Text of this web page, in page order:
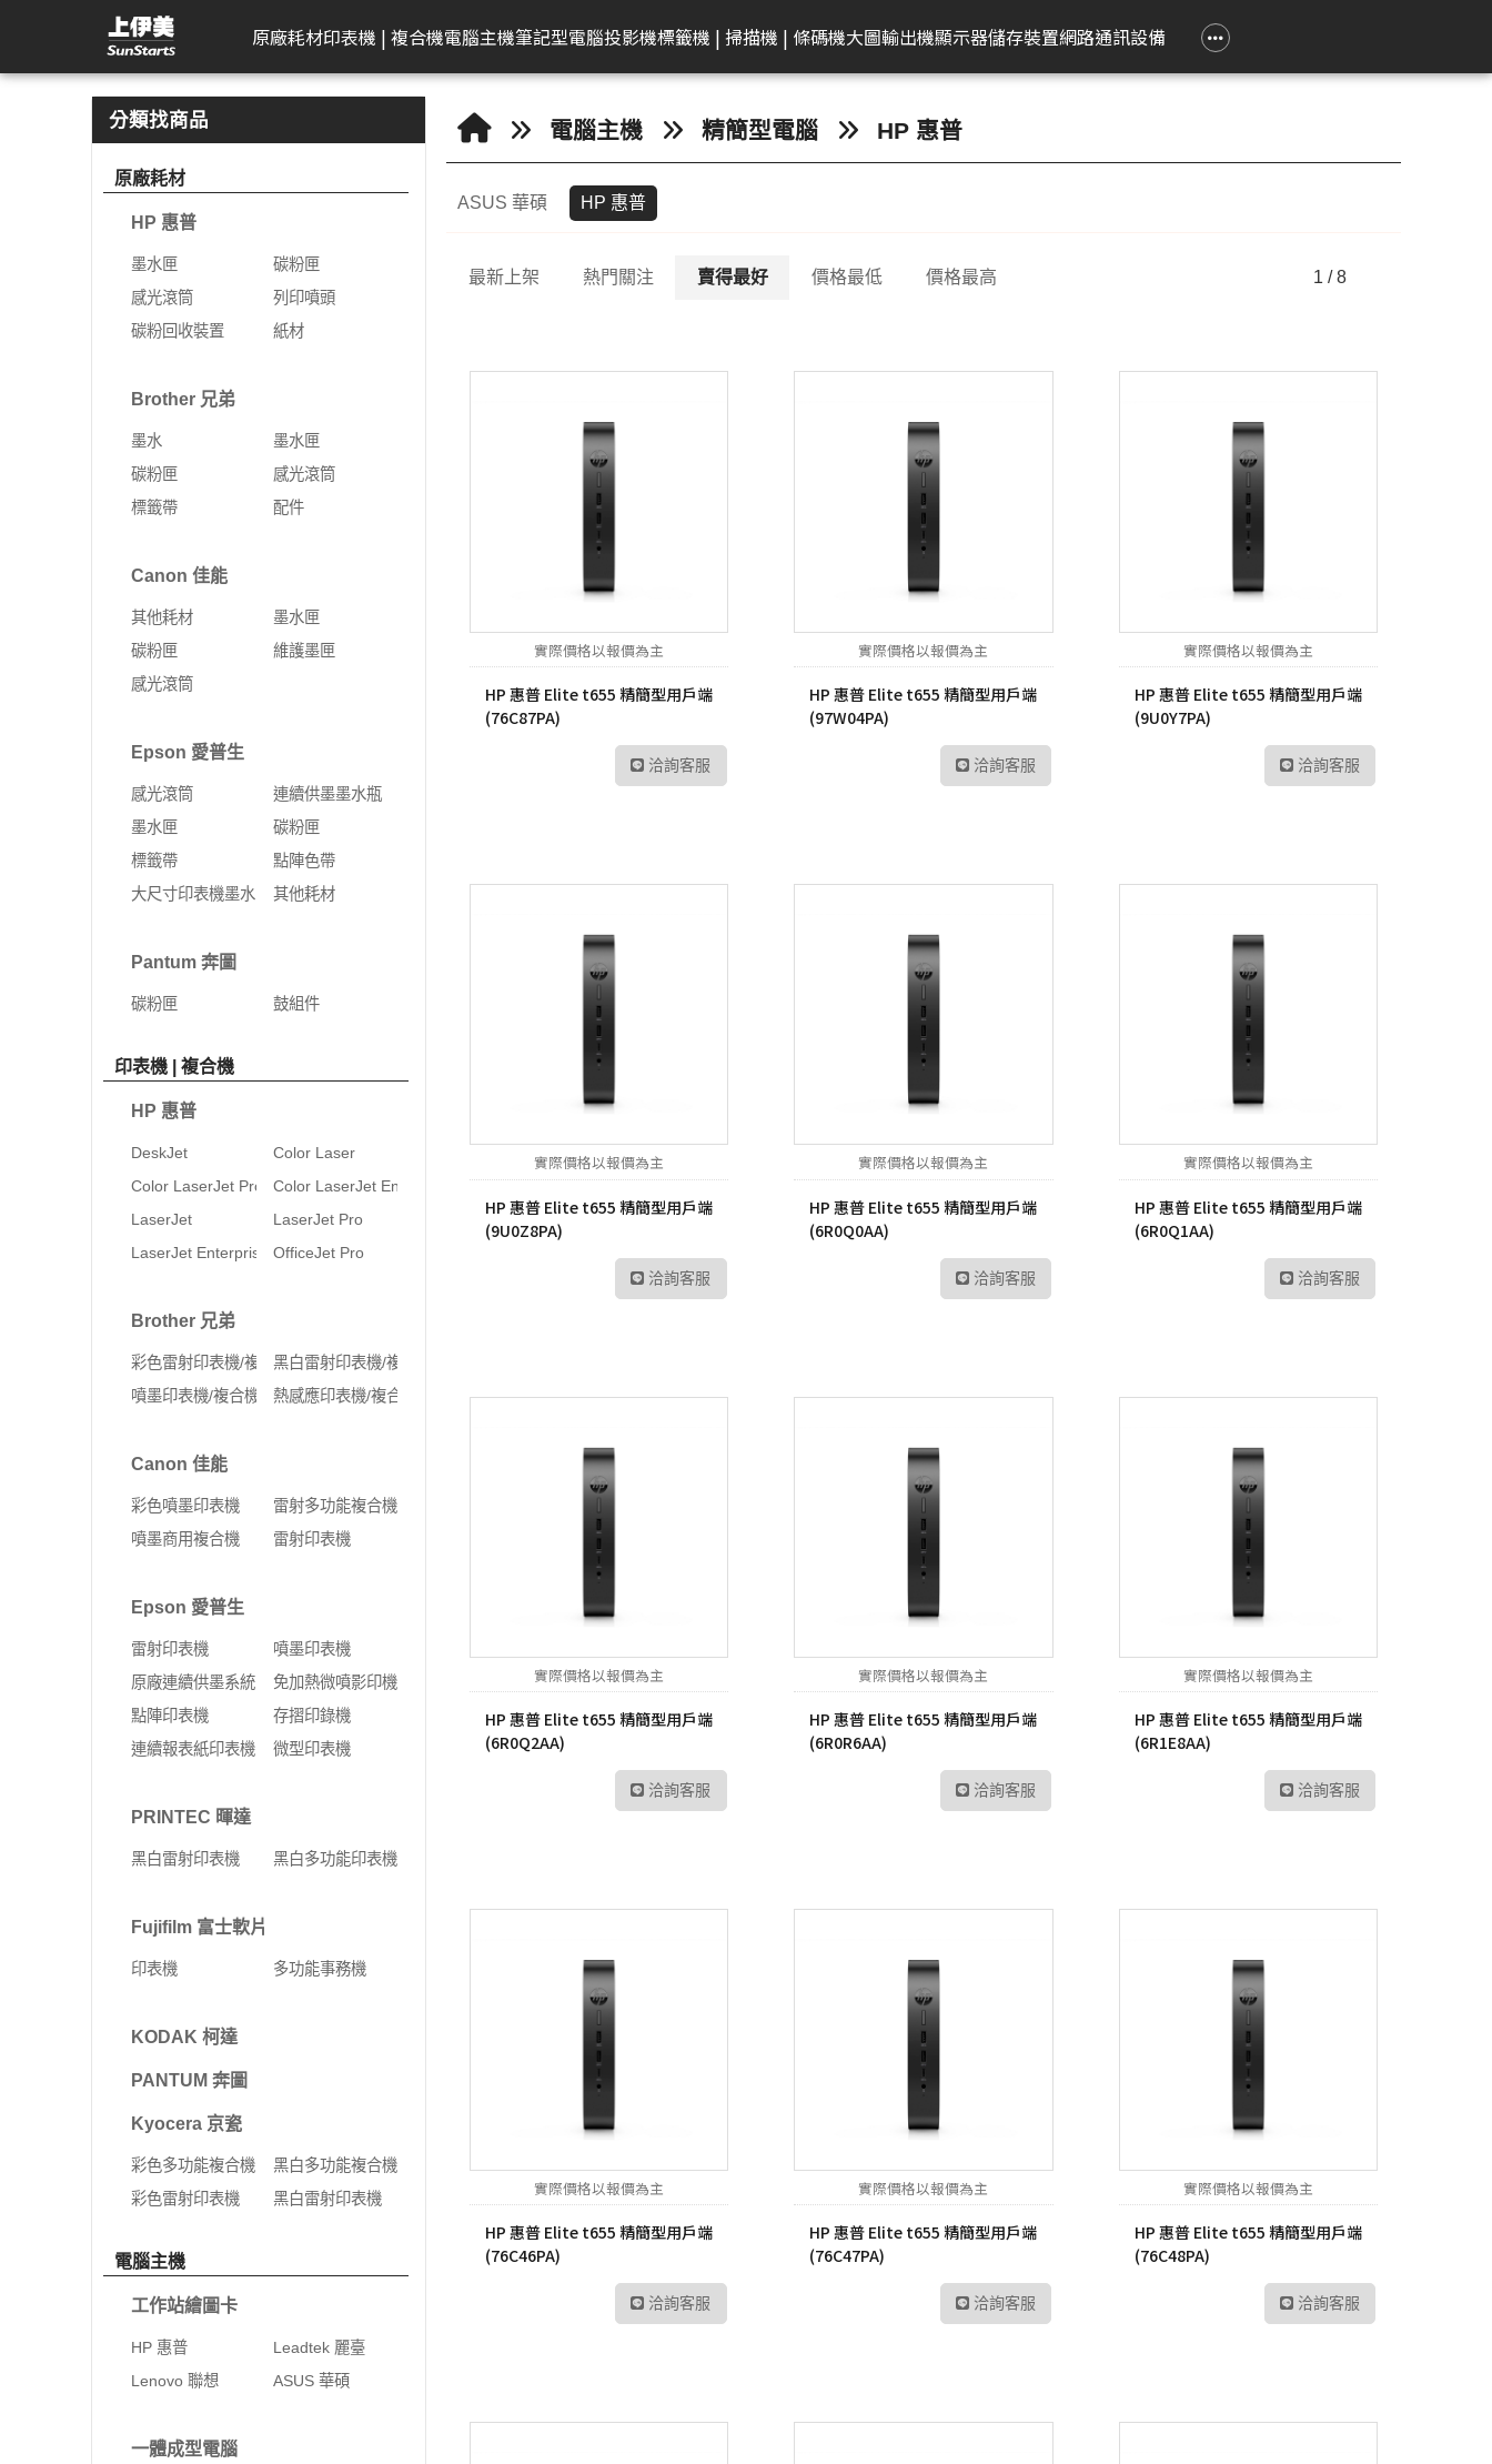
HP 惠普 | 上伊美辦公用品網 企業大宗採購專區企業禮贈品採購專區
原廠耗材
感光滾筒
列印噴頭
Brother 兄弟
墨水
墨水匣
感光滾筒
配件
Canon 佳能
其他耗材
墨水匣
維護墨匣
Epson 愛普生
感光滾筒
碳粉匣
點陣色帶
碳粉匣
印表機 | 複合機
HP 惠普
DeskJet
Color Laser
Color LaserJet Pro
Color LaserJet
Enterprise
LaserJet Pro
LaserJet Enterprise
OfficeJet Pro
Brother 兄弟
彩色雷射印表機/複合
機
Canon 佳能
彩色噴墨印表機
雷射印表機
Epson 愛普生
雷射印表機
免加熱微噴影印機
存摺印錄機
微型印表機
黑白雷射印表機
Fujifilm 富士軟片
印表機
多功能事務機
電腦主機
工作站繪圖卡
HP 惠普
Leadtek 麗臺
Lenovo 聯想
ASUS 華碩
迷你電腦
ECS 精強
ACER 宏碁
電腦零件組
AMD 美商超微
桌上型主機
DELL 戴爾
ASUS 華碩
MSI 微星
ASUS 華碩
Leadtek 麗臺
Supermicro 美超微
MSI 微星
DELL 戴爾
HP 惠普
Lenovo 聯想
筆記型電腦
gram
gram Pro
gram Pro 2in1
HP 惠普
OmniBook
OMEN
MSI 微星
筆電
Apple
MacBook Air
Swift Go
Aspire Lite
投影機
Logitech 羅技
ACER 宏碁
投影機
LG
CineBeam
BenQ 明碁
投影機
Epson 愛普生
商務應用投影機
LightScene 雷射投影
旗艦雷射
標籤機 | 掃描機 | 條碼機
Kodak 柯達
掃描器
Epson 愛普生
標籤機
文件掃描器
可攜式掃描器
Canon 佳能
文件掃描器
平台式掃描器
Brother 兄弟
快速列印標籤機
掃描機
條碼標籤機
AIMO 愛墨
熱感應標籤機
大圖輸出機
Canon 佳能
24吋(A1 )
60吋(1.5公尺)
影像繪圖機
DesignJet
顯示器
DELL 戴爾
一般顯示器
曲面顯示器
遊戲專用顯示器
AeroTouch 富動
互動式顯示器
KATAI
顯示器周邊
MSI 微星
平面商務螢幕
曲面螢幕
Philips 飛利浦
專業顯示器
工作用螢幕
ASUS 華碩
商務用螢幕
HP 惠普
LG
Full HD & QHD螢幕
MyView智慧螢幕
UltraFine高畫質編輯
UltraGear專業電競螢
儲存裝置
APACER 宇瞻
隨身碟
記憶卡
行動硬碟
SSD固態硬碟
TEAM 十銓
記憶體
記憶卡
隨身碟
Transcend 創見
內接式固態硬碟
隨身碟
行車紀錄器
Gigastone 立達
固態硬碟
SSD 固態硬碟
MSI 微星
外接式SSD固態硬碟
SSD固態硬碟
隨身碟
記憶卡
工業用SSD
工業用隨身碟
網路通訊設備
D-Link 友訊
無網管型網路交換器
網管型交換器
10G網路交換器
智慧型無線網路基地台
智慧型網路交換器
光纖收發器
電源供應器
Zyxel 兆勤
次世代防火牆
VPN防火牆
無線網路
MSI 微星
Performance
Network Adapter
Edgecore 鈺登
無線基地台
無線網狀路由器
商用網路通訊設備
VIVITEK 麗訊
PCI-E 無線網卡
10G PCIe有線網路卡
藍芽
ExpertWIFI商用系列
無線路由器
Hytera 海能達對講機
數位雙模對講機
數位無線車載台
數位雙模中繼台
數位傳輸系統
TETRA數位對講機
HYT 專業無線電對講
Hytera 原廠配件
LTE 路由器
訊號延伸器
USB 無線網卡
交換器
PoE 供電交換器
分類找商品
原廠耗材
HP 惠普
墨水匣
碳粉匣
感光滾筒
列印噴頭
碳粉回收裝置
紙材
Brother 兄弟
墨水
墨水匣
碳粉匣
感光滾筒
標籤帶
配件
Canon 佳能
其他耗材
墨水匣
碳粉匣
維護墨匣
感光滾筒
Epson 愛普生
感光滾筒
連續供墨墨水瓶
墨水匣
碳粉匣
標籤帶
點陣色帶
大尺寸印表機墨水
其他耗材
Pantum 奔圖
碳粉匣 鼓組件
印表機 | 複合機
HP 惠普
DeskJet
Color Laser
Color LaserJet Pro
Color LaserJet Enterprise
LaserJet
LaserJet Pro
LaserJet Enterprise
OfficeJet Pro
Brother 兄弟
彩色雷射印表機/複合機黑白雷射印表機/複合機
噴墨印表機/複合機
熱感應印表機/複合機
Canon 佳能
彩色噴墨印表機
雷射多功能複合機
噴墨商用複合機
雷射印表機
Epson 愛普生
雷射印表機
噴墨印表機
原廠連續供墨系統
免加熱微噴影印機
點陣印表機
存摺印錄機
連續報表紙印表機
微型印表機
PRINTEC 暉達
黑白雷射印表機 黑白多功能印表機
Fujifilm 富士軟片
印表機 多功能事務機
KODAK 柯達
PANTUM 奔圖
Kyocera 京瓷
彩色多功能複合機
黑白多功能複合機
彩色雷射印表機
黑白雷射印表機
電腦主機
工作站繪圖卡
HP 惠普
Leadtek 麗臺
Lenovo 聯想
ASUS 華碩
一體成型電腦
電腦主機 精簡型電腦 HP 惠普
ASUS 華碩 HP 惠普
最新上架 熱門關注 賣得最好 價格最低 價格最高 1 / 8
實際價格以報價為主
HP 惠普 Elite t655 精簡型用戶端
(76C87PA)
洽詢客服
實際價格以報價為主
HP 惠普 Elite t655 精簡型用戶端
(97W04PA)
洽詢客服
實際價格以報價為主
HP 惠普 Elite t655 精簡型用戶端
(9U0Y7PA)
洽詢客服
實際價格以報價為主
HP 惠普 Elite t655 精簡型用戶端
(9U0Z8PA)
洽詢客服
實際價格以報價為主
HP 惠普 Elite t655 精簡型用戶端
(6R0Q0AA)
洽詢客服
實際價格以報價為主
HP 惠普 Elite t655 精簡型用戶端
(6R0Q1AA)
洽詢客服
實際價格以報價為主
HP 惠普 Elite t655 精簡型用戶端
(6R0Q2AA)
洽詢客服
實際價格以報價為主
HP 惠普 Elite t655 精簡型用戶端
(6R0R6AA)
洽詢客服
實際價格以報價為主
HP 惠普 Elite t655 精簡型用戶端
(6R1E8AA)
洽詢客服
實際價格以報價為主
HP 惠普 Elite t655 精簡型用戶端
(76C46PA)
洽詢客服
實際價格以報價為主
HP 惠普 Elite t655 精簡型用戶端
(76C47PA)
洽詢客服
實際價格以報價為主
HP 惠普 Elite t655 精簡型用戶端
(76C48PA)
洽詢客服